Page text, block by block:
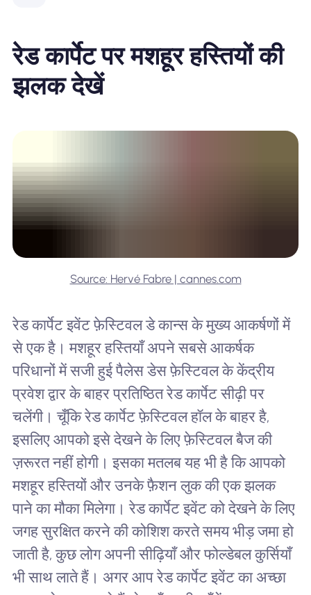
रेड कार्पेट पर मशहूर हस्तियों की
झलक देखें
Source: Hervé Fabre | cannes.com
रेड कार्पेट इवेंट फ़ेस्टिवल डे कान्स के मुख्य आकर्षणों में
से एक है। मशहूर हस्तियाँ अपने सबसे आकर्षक
परिधानों में सजी हुई पैलेस डेस फ़ेस्टिवल के केंद्रीय
प्रवेश द्वार के बाहर प्रतिष्ठित रेड कार्पेट सीढ़ी पर
चलेंगी। चूँकि रेड कार्पेट फ़ेस्टिवल हॉल के बाहर है,
इसलिए आपको इसे देखने के लिए फ़ेस्टिवल बैज की
ज़रूरत नहीं होगी। इसका मतलब यह भी है कि आपको
मशहूर हस्तियों और उनके फ़ैशन लुक की एक झलक
पाने का मौका मिलेगा। रेड कार्पेट इवेंट को देखने के लिए
जगह सुरक्षित करने की कोशिश करते समय भीड़ जमा हो
जाती है, कुछ लोग अपनी सीढ़ियाँ और फोल्डेबल कुर्सियाँ
भी साथ लाते हैं। अगर आप रेड कार्पेट इवेंट का अच्छा